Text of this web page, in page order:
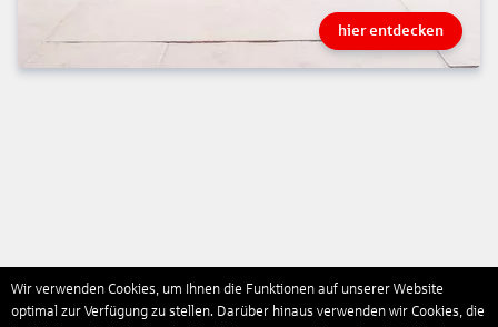
hier entdecken
Wir verwenden Cookies, um Ihnen die Funktionen auf unserer Website
optimal zur Verfügung zu stellen. Darüber hinaus verwenden wir Cookies, die